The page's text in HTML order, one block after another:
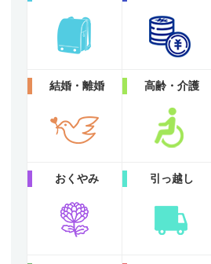
結婚・離婚 高齢・介護
おくやみ 引っ越し